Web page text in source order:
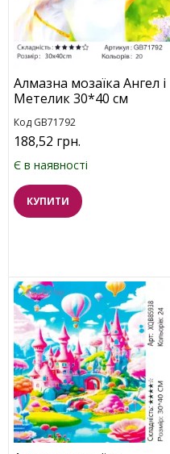
Алмазна мозаїка Ангел і
Метелик 30*40 см
Код GB71792
188,52 грн.
Є в наявності
КУПИТИ